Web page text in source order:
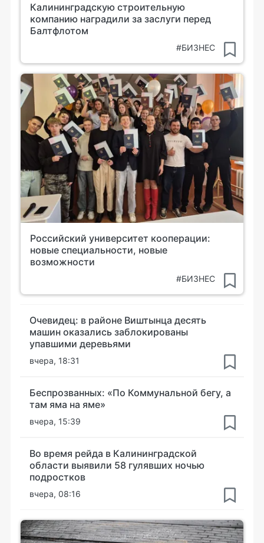
Калининградскую строительную
компанию наградили за заслуги перед
Балтфлотом
#БИЗНЕС
Российский университет кооперации:
новые специальности, новые
возможности
#БИЗНЕС
Очевидец: в районе Виштынца десять
машин оказались заблокированы
упавшими деревьями
вчера, 18:31
Беспрозванных: «По Коммунальной бегу, а
там яма на яме»
вчера, 15:39
Во время рейда в Калининградской
области выявили 58 гулявших ночью
подростков
вчера, 08:16